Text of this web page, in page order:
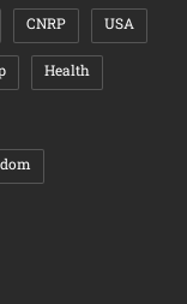
CNRP USA
Health